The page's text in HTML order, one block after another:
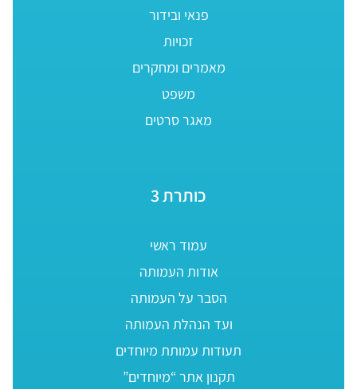
פנאי ובידור
זכויות
מאמרים ומחקרים
משפט
מאגר סרטים
כותרת 3
עמוד ראשי
אודות העמותה
הסבר על העמותה
ועד הנהלת העמותה
תעודות עמותת מיוחדים
תקנון אתר “מיוחדים”